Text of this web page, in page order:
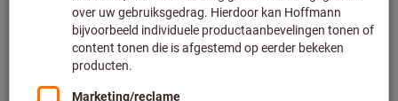
van 1 paar € 6,36 / 1 paar
van 12 paren
€ 5,30/ 1 paar